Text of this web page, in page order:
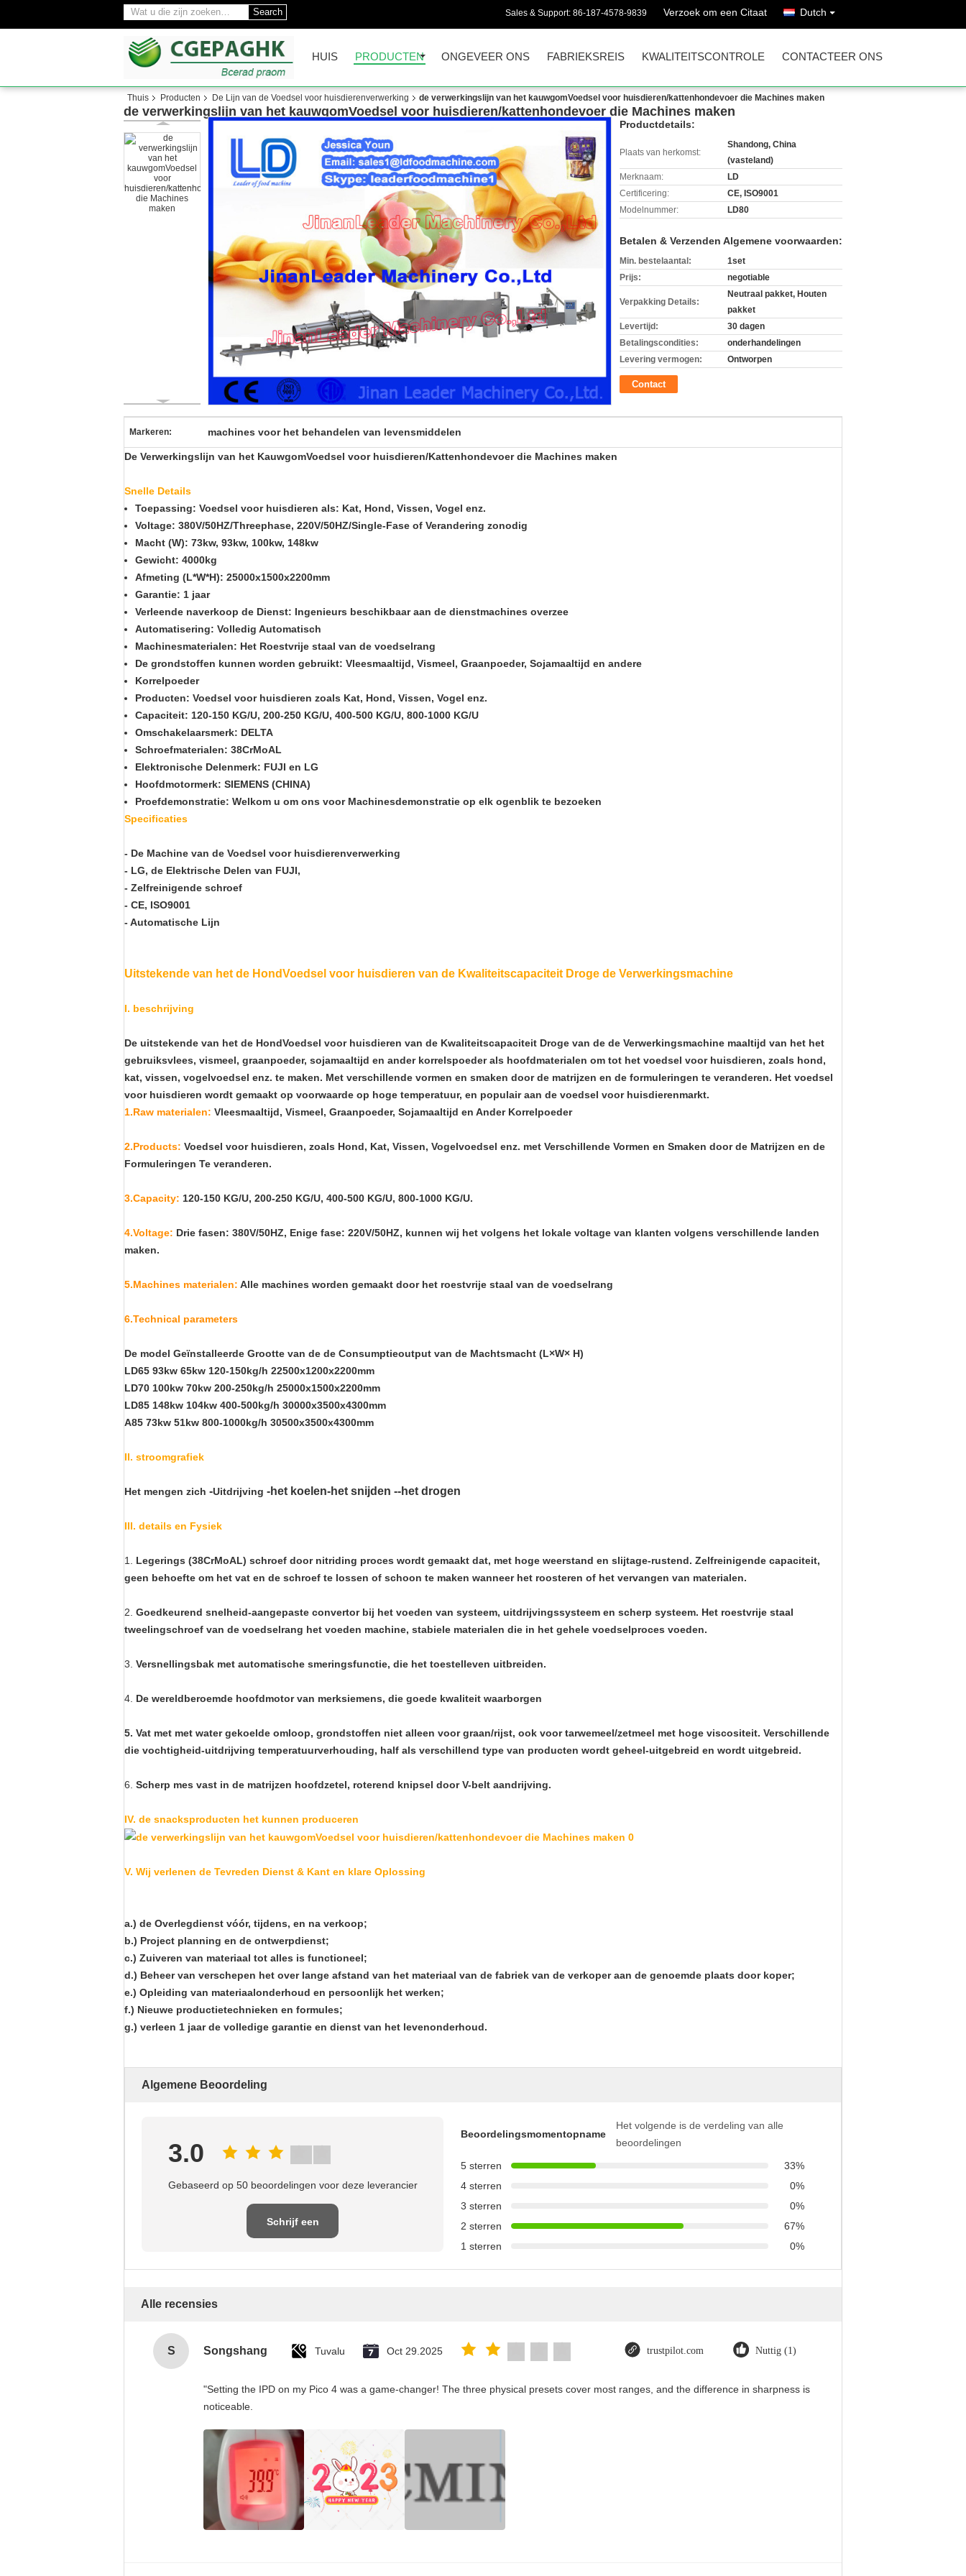
Search Sales & Support: 86-187-4578-9839 Verzoek om een Citaat Dutch
HUIS PRODUCTEN ONGEVEER ONS FABRIEKSREIS KWALITEITSCONTROLE CONTACTEER ONS
Thuis Producten De Lijn van de Voedsel voor huisdierenverwerking de verwerkingslijn van het kauwgomVoedsel voor huisdieren/kattenhondevoer die Machines maken
de verwerkingslijn van het kauwgomVoedsel voor huisdieren/kattenhondevoer die Machines maken
Productdetails:
Plaats van herkomst:
Shandong, China
(vasteland)
Merknaam:
LD
Certificering:
CE, ISO9001
Modelnummer:
LD80
Betalen & Verzenden Algemene voorwaarden:
Min. bestelaantal:
1set
Prijs:
negotiable
Verpakking Details:
Neutraal pakket, Houten
pakket
Levertijd:
30 dagen
Betalingscondities:
onderhandelingen
Levering vermogen:
Ontworpen
Contact
Markeren: machines voor het behandelen van levensmiddelen
De Verwerkingslijn van het KauwgomVoedsel voor huisdieren/Kattenhondevoer die Machines maken
Snelle Details
Toepassing: Voedsel voor huisdieren als: Kat, Hond, Vissen, Vogel enz.
Voltage: 380V/50HZ/Threephase, 220V/50HZ/Single-Fase of Verandering zonodig
Macht (W): 73kw, 93kw, 100kw, 148kw
Gewicht: 4000kg
Afmeting (L*W*H): 25000x1500x2200mm
Garantie: 1 jaar
Verleende naverkoop de Dienst: Ingenieurs beschikbaar aan de dienstmachines overzee
Automatisering: Volledig Automatisch
Machinesmaterialen: Het Roestvrije staal van de voedselrang
De grondstoffen kunnen worden gebruikt: Vleesmaaltijd, Vismeel, Graanpoeder, Sojamaaltijd en andere
Korrelpoeder
Producten: Voedsel voor huisdieren zoals Kat, Hond, Vissen, Vogel enz.
Capaciteit: 120-150 KG/U, 200-250 KG/U, 400-500 KG/U, 800-1000 KG/U
Omschakelaarsmerk: DELTA
Schroefmaterialen: 38CrMoAL
Elektronische Delenmerk: FUJI en LG
Hoofdmotormerk: SIEMENS (CHINA)
Proefdemonstratie: Welkom u om ons voor Machinesdemonstratie op elk ogenblik te bezoeken
Specificaties
- De Machine van de Voedsel voor huisdierenverwerking
- LG, de Elektrische Delen van FUJI,
- Zelfreinigende schroef
- CE, ISO9001
- Automatische Lijn
Uitstekende van het de HondVoedsel voor huisdieren van de Kwaliteitscapaciteit Droge de Verwerkingsmachine
I. beschrijving
De uitstekende van het de HondVoedsel voor huisdieren van de Kwaliteitscapaciteit Droge van de de Verwerkingsmachine maaltijd van het het
gebruiksvlees, vismeel, graanpoeder, sojamaaltijd en ander korrelspoeder als hoofdmaterialen om tot het voedsel voor huisdieren, zoals hond,
kat, vissen, vogelvoedsel enz. te maken. Met verschillende vormen en smaken door de matrijzen en de formuleringen te veranderen. Het voedsel
voor huisdieren wordt gemaakt op voorwaarde op hoge temperatuur, en populair aan de voedsel voor huisdierenmarkt.
1.Raw materialen: Vleesmaaltijd, Vismeel, Graanpoeder, Sojamaaltijd en Ander Korrelpoeder
2.Products: Voedsel voor huisdieren, zoals Hond, Kat, Vissen, Vogelvoedsel enz. met Verschillende Vormen en Smaken door de Matrijzen en de
Formuleringen Te veranderen.
3.Capacity: 120-150 KG/U, 200-250 KG/U, 400-500 KG/U, 800-1000 KG/U.
4.Voltage: Drie fasen: 380V/50HZ, Enige fase: 220V/50HZ, kunnen wij het volgens het lokale voltage van klanten volgens verschillende landen
maken.
5.Machines materialen: Alle machines worden gemaakt door het roestvrije staal van de voedselrang
6.Technical parameters
De model Geïnstalleerde Grootte van de de Consumptieoutput van de Machtsmacht (L×W× H)
LD65 93kw 65kw 120-150kg/h 22500x1200x2200mm
LD70 100kw 70kw 200-250kg/h 25000x1500x2200mm
LD85 148kw 104kw 400-500kg/h 30000x3500x4300mm
A85 73kw 51kw 800-1000kg/h 30500x3500x4300mm
II. stroomgrafiek
Het mengen zich -Uitdrijving -het koelen-het snijden --het drogen
III. details en Fysiek
1. Legerings (38CrMoAL) schroef door nitriding proces wordt gemaakt dat, met hoge weerstand en slijtage-rustend. Zelfreinigende capaciteit,
geen behoefte om het vat en de schroef te lossen of schoon te maken wanneer het roosteren of het vervangen van materialen.
2. Goedkeurend snelheid-aangepaste convertor bij het voeden van systeem, uitdrijvingssysteem en scherp systeem. Het roestvrije staal
tweelingschroef van de voedselrang het voeden machine, stabiele materialen die in het gehele voedselproces voeden.
3. Versnellingsbak met automatische smeringsfunctie, die het toestelleven uitbreiden.
4. De wereldberoemde hoofdmotor van merksiemens, die goede kwaliteit waarborgen
5. Vat met met water gekoelde omloop, grondstoffen niet alleen voor graan/rijst, ook voor tarwemeel/zetmeel met hoge viscositeit. Verschillende
die vochtigheid-uitdrijving temperatuurverhouding, half als verschillend type van producten wordt geheel-uitgebreid en wordt uitgebreid.
6. Scherp mes vast in de matrijzen hoofdzetel, roterend knipsel door V-belt aandrijving.
IV. de snacksproducten het kunnen produceren
V. Wij verlenen de Tevreden Dienst & Kant en klare Oplossing
a.) de Overlegdienst vóór, tijdens, en na verkoop;
b.) Project planning en de ontwerpdienst;
c.) Zuiveren van materiaal tot alles is functioneel;
d.) Beheer van verschepen het over lange afstand van het materiaal van de fabriek van de verkoper aan de genoemde plaats door koper;
e.) Opleiding van materiaalonderhoud en persoonlijk het werken;
f.) Nieuwe productietechnieken en formules;
g.) verleen 1 jaar de volledige garantie en dienst van het levenonderhoud.
Algemene Beoordeling
3.0
Gebaseerd op 50 beoordelingen voor deze leverancier
Schrijf een
Beoordelingsmomentopname
Het volgende is de verdeling van alle
beoordelingen
5 sterren
33%
4 sterren
0%
3 sterren
0%
2 sterren
67%
1 sterren
0%
Alle recensies
S Songshang Tuvalu Oct 29.2025 trustpilot.com Nuttig (1)
"Setting the IPD on my Pico 4 was a game-changer! The three physical presets cover most ranges, and the difference in sharpness is
noticeable.